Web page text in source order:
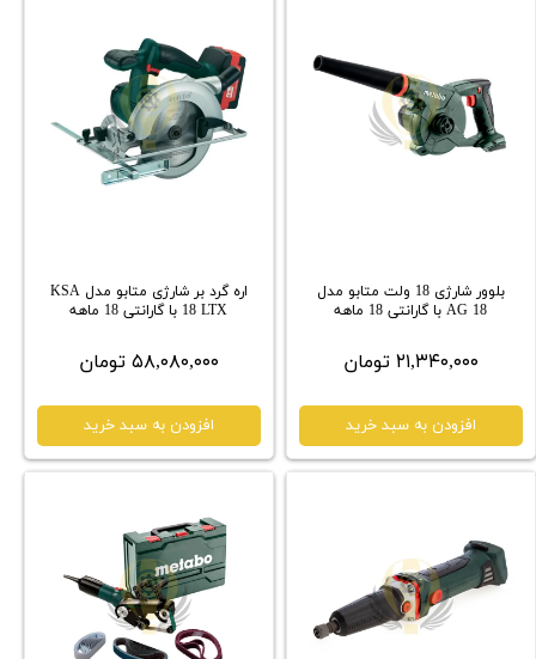
بلوور شارژی 18 ولت متابو مدل
AG 18 با گارانتی 18 ماهه
۲۱,۳۴۰,۰۰۰ تومان
افزودن به سبد خرید
اره گرد بر شارژی متابو مدل KSA
18 LTX با گارانتی 18 ماهه
۵۸,۰۸۰,۰۰۰ تومان
افزودن به سبد خرید